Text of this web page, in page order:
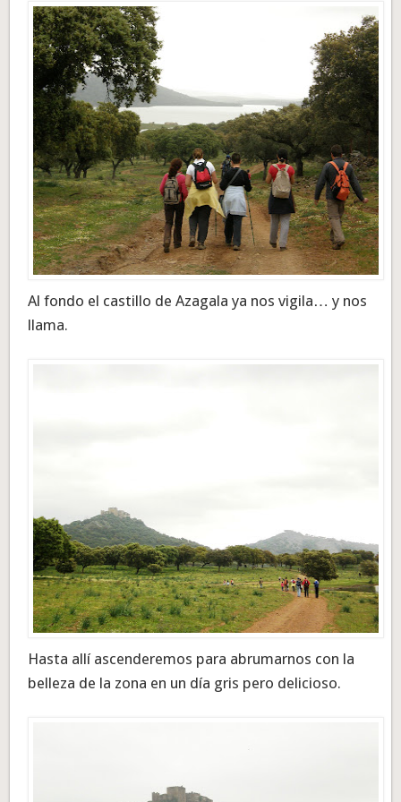
Al fondo el castillo de Azagala ya nos vigila… y nos
llama.
Hasta allí ascenderemos para abrumarnos con la
belleza de la zona en un día gris pero delicioso.